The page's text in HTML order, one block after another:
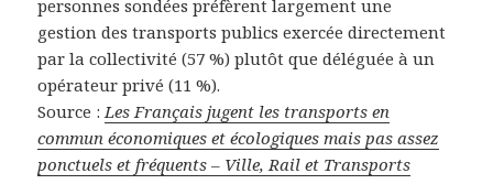
personnes sondées préfèrent largement une
gestion des transports publics exercée directement
par la collectivité (57 %) plutôt que déléguée à un
opérateur privé (11 %).
Source : Les Français jugent les transports en
commun économiques et écologiques mais pas assez
ponctuels et fréquents – Ville, Rail et Transports